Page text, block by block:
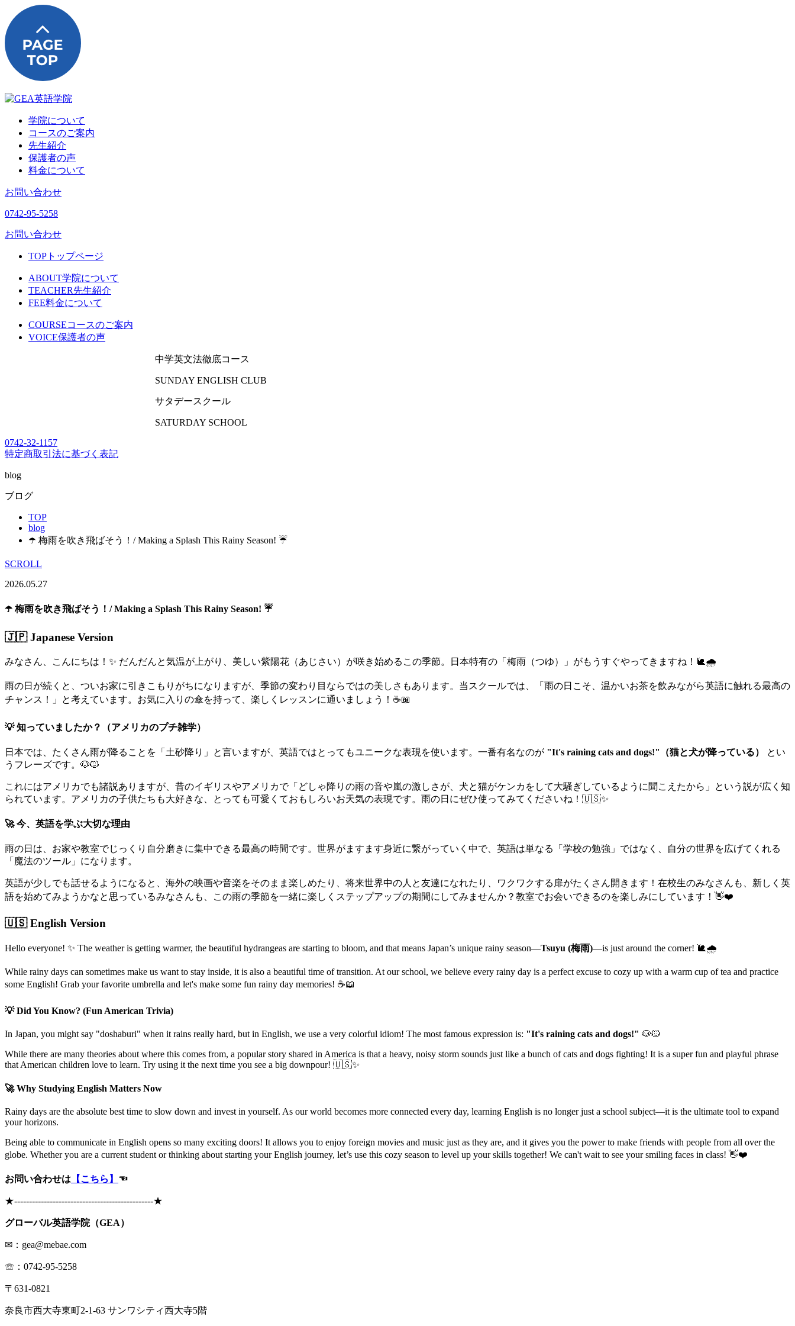
学院について
コースのご案内
先生紹介
保護者の声
料金について
お問い合わせ
0742-95-5258
お問い合わせ
TOP トップページ
ABOUT学院について
TEACHER先生紹介
FEE料金について
COURSEコースのご案内
VOICE保護者の声
中学英文法徹底コース
SUNDAY ENGLISH CLUB
サタデースクール
SATURDAY SCHOOL
0742-32-1157
特定商取引法に基づく表記
blog
ブログ
TOP
blog
☂️ 梅雨を吹き飛ばそう！/ Making a Splash This Rainy Season! ☔
SCROLL
2026.05.27
☂️ 梅雨を吹き飛ばそう！/ Making a Splash This Rainy Season! ☔
🇯🇵 Japanese Version
みなさん、こんにちは！✨ だんだんと気温が上がり、美しい紫陽花（あじさい）が咲き始めるこの季節。日本特有の「梅雨（つゆ）」がもうすぐやってきますね！🐌🌧️
雨の日が続くと、ついお家に引きこもりがちになりますが、季節の変わり目ならではの美しさもあります。当スクールでは、「雨の日こそ、温かいお茶を飲みながら英語に触れる最高の
チャンス！」と考えています。お気に入りの傘を持って、楽しくレッスンに通いましょう！☕📖
💡 知っていましたか？（アメリカのプチ雑学）
日本では、たくさん雨が降ることを「土砂降り」と言いますが、英語ではとってもユニークな表現を使います。一番有名なのが "It's raining cats and dogs!"（猫と犬が降っている）
とい
うフレーズです。🐶🐱
これにはアメリカでも諸説ありますが、昔のイギリスやアメリカで「どしゃ降りの雨の音や嵐の激しさが、犬と猫がケンカをして大騒ぎしているように聞こえたから」という説が広く知
られています。アメリカの子供たちも大好きな、とっても可愛くておもしろいお天気の表現です。雨の日にぜひ使ってみてくださいね！🇺🇸✨
🚀 今、英語を学ぶ大切な理由
雨の日は、お家や教室でじっくり自分磨きに集中できる最高の時間です。世界がますます身近に繋がっていく中で、英語は単なる「学校の勉強」ではなく、自分の世界を広げてくれる
「魔法のツール」になります。
英語が少しでも話せるようになると、海外の映画や音楽をそのまま楽しめたり、将来世界中の人と友達になれたり、ワクワクする扉がたくさん開きます！在校生のみなさんも、新しく英
語を始めてみようかなと思っているみなさんも、この雨の季節を一緒に楽しくステップアップの期間にしてみませんか？教室でお会いできるのを楽しみにしています！👋❤️
🇺🇸 English Version
Hello everyone! ✨ The weather is getting warmer, the beautiful hydrangeas are starting to bloom, and that means Japan’s unique rainy season—Tsuyu (梅雨)—is just around the corner! 🐌🌧️
While rainy days can sometimes make us want to stay inside, it is also a beautiful time of transition. At our school, we believe every rainy day is a perfect excuse to cozy up with a warm cup of tea and practice
some English! Grab your favorite umbrella and let's make some fun rainy day memories! ☕📖
💡 Did You Know? (Fun American Trivia)
In Japan, you might say "doshaburi" when it rains really hard, but in English, we use a very colorful idiom! The most famous expression is: "It's raining cats and dogs!" 🐶🐱
While there are many theories about where this comes from, a popular story shared in America is that a heavy, noisy storm sounds just like a bunch of cats and dogs fighting! It is a super fun and playful phrase
that American children love to learn. Try using it the next time you see a big downpour! 🇺🇸✨
🚀 Why Studying English Matters Now
Rainy days are the absolute best time to slow down and invest in yourself. As our world becomes more connected every day, learning English is no longer just a school subject—it is the ultimate tool to expand
your horizons.
Being able to communicate in English opens so many exciting doors! It allows you to enjoy foreign movies and music just as they are, and it gives you the power to make friends with people from all over the
globe. Whether you are a current student or thinking about starting your English journey, let’s use this cozy season to level up your skills together! We can't wait to see your smiling faces in class! 👋❤️
お問い合わせは 【こちら】 ☜
★-----------------------------------------------★
グローバル英語学院（GEA）
✉：gea@mebae.com
☏：0742-95-5258
〒631-0821
奈良市西大寺東町2-1-63 サンワシティ西大寺5階